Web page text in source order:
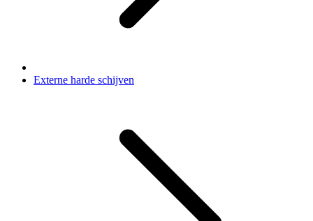
Externe harde schijven